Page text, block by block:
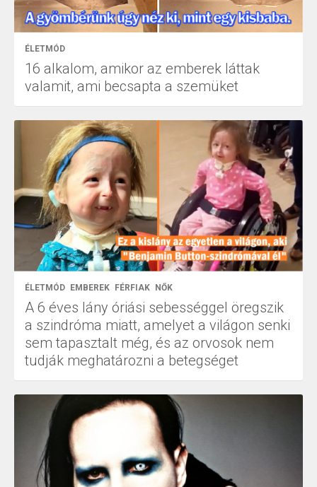
ÉLETMÓD
16 alkalom, amikor az emberek láttak
valamit, ami becsapta a szemüket
ÉLETMÓD EMBEREK FÉRFIAK NŐK
A 6 éves lány óriási sebességgel öregszik
a szindróma miatt, amelyet a világon senki
sem tapasztalt még, és az orvosok nem
tudják meghatározni a betegséget